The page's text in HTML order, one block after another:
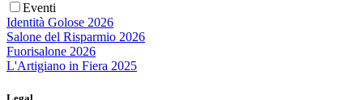
Eventi
Identità Golose 2026
Salone del Risparmio 2026
Fuorisalone 2026
L'Artigiano in Fiera 2025